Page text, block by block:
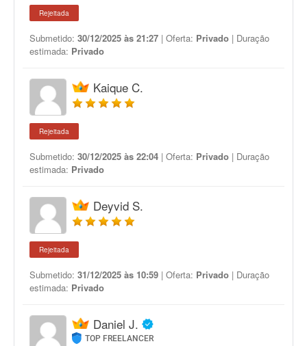
Rejeitada
Submetido: 30/12/2025 às 21:27 | Oferta: Privado | Duração
estimada: Privado
Kaique C.
Rejeitada
Submetido: 30/12/2025 às 22:04 | Oferta: Privado | Duração
estimada: Privado
Deyvid S.
Rejeitada
Submetido: 31/12/2025 às 10:59 | Oferta: Privado | Duração
estimada: Privado
Daniel J.
TOP FREELANCER